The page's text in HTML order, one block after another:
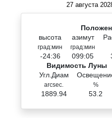
27 августа
высота
град:мин
-24:36
азимут
град:мин
099:05
Видимость Луны
Угл.Диам
arcsec.
1889.94
%
53.2